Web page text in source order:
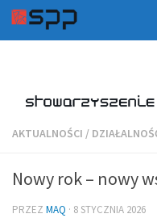
AKTUALNOŚCI /
Nowy rok – nowy
PRZEZ MAQ · 8 STYCZNIA 2026